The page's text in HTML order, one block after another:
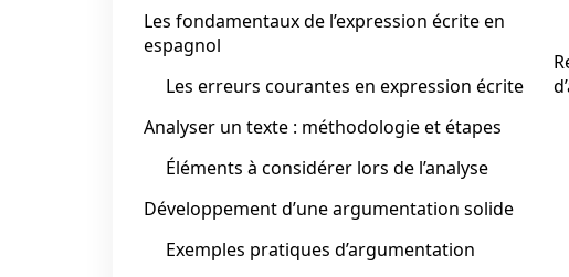
Les fondamentaux de l’expression écrite en
espagnol
Les erreurs courantes en expression écrite
Analyser un texte : méthodologie et étapes
Éléments à considérer lors de l’analyse
Développement d’une argumentation solide
Exemples pratiques d’argumentation